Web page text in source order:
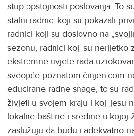
stup opstojnosti poslovanja. To
stalni radnici koji su pokazali
radnici koji su doslovno na
sezonu, radnici koji su nerijetko
ekstremne uvjete rada
sveopće poznatom činjenicom
educirane radne snage, to su
živjeti u svojem kraju i koji jesu
lokalne baštine i sredine u kojoj
zaslužuju da budu i adekvatno